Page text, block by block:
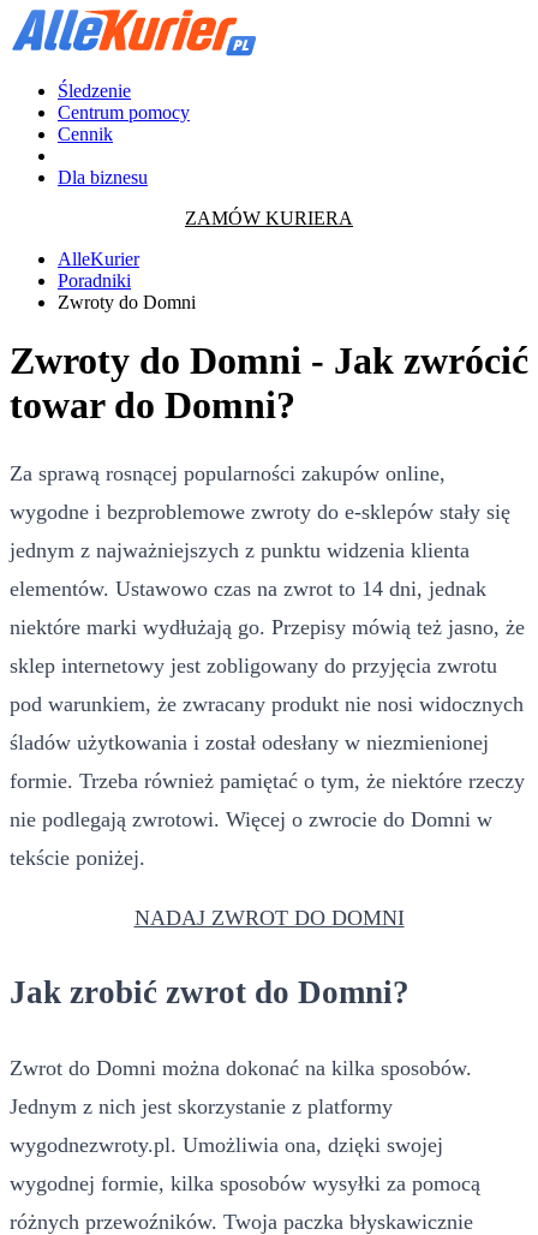
Śledzenie
Centrum pomocy
Cennik
Dla biznesu
ZAMÓW KURIERA
AlleKurier
Poradniki
Zwroty do Domni
Zwroty do Domni - Jak zwrócić
towar do Domni?
Za sprawą rosnącej popularności zakupów online,
wygodne i bezproblemowe zwroty do e-sklepów stały się
jednym z najważniejszych z punktu widzenia klienta
elementów. Ustawowo czas na zwrot to 14 dni, jednak
niektóre marki wydłużają go. Przepisy mówią też jasno, że
sklep internetowy jest zobligowany do przyjęcia zwrotu
pod warunkiem, że zwracany produkt nie nosi widocznych
śladów użytkowania i został odesłany w niezmienionej
formie. Trzeba również pamiętać o tym, że niektóre rzeczy
nie podlegają zwrotowi. Więcej o zwrocie do Domni w
tekście poniżej.
NADAJ ZWROT DO DOMNI
Jak zrobić zwrot do Domni?
Zwrot do Domni można dokonać na kilka sposobów.
Jednym z nich jest skorzystanie z platformy
wygodnezwroty.pl. Umożliwia ona, dzięki swojej
wygodnej formie, kilka sposobów wysyłki za pomocą
różnych przewoźników. Twoja paczka błyskawicznie